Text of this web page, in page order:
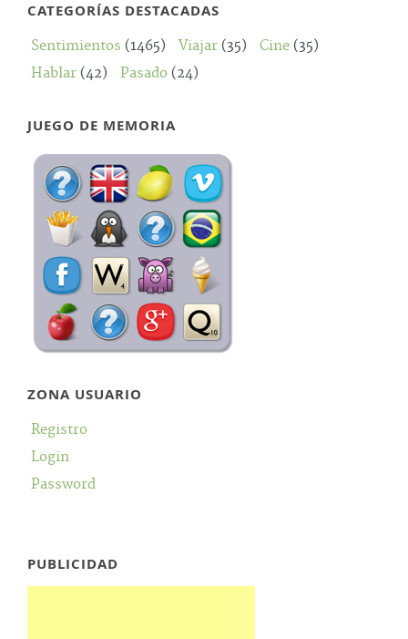
CATEGORÍAS DESTACADAS
Sentimientos (1465) Viajar (35) Cine (35)
Hablar (42) Pasado (24)
JUEGO DE MEMORIA
ZONA USUARIO
Registro
Login
Password
PUBLICIDAD